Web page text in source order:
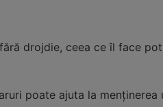
drojdie, ceea ce îl face
poate ajuta la menținerea